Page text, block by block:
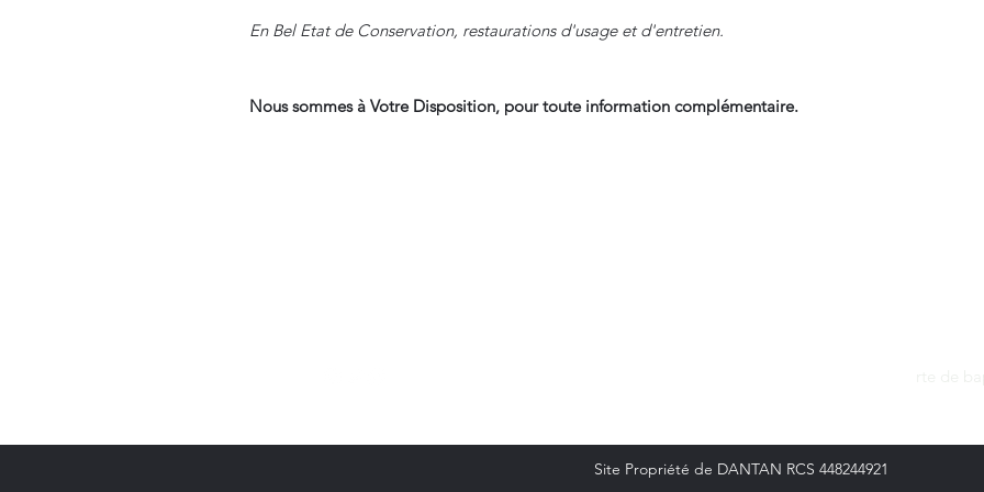
En Bel Etat de Conservation, restaurations d'usage et d'entretien.
Nous sommes à Votre Disposition, pour toute information complémentaire.
Site Propriété de DANTAN RCS 448244921